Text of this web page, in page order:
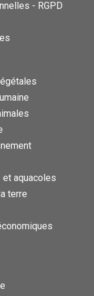
- RGPD
aquacoles
terre